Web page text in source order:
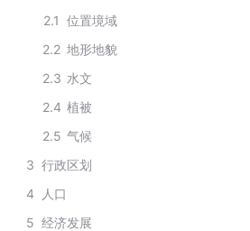
2.1 位置境域
2.2 地形地貌
2.3 水文
2.4 植被
2.5 气候
3 行政区划
4
人口
5 经济发展